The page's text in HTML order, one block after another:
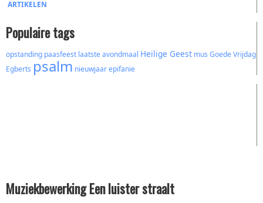
ARTIKELEN
Populaire tags
opstanding paasfeest laatste avondmaal Heilige Geest mus Goede Vrijdag
Egberts psalm nieuwjaarepifanie
Muziekbewerking Een luister straalt